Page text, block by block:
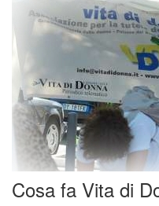
Cosa fa Vita di